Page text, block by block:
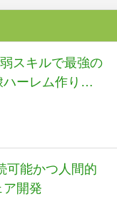
スキルで最強の
ーレム作りま
エイジ)
可能かつ人間的
ア開発